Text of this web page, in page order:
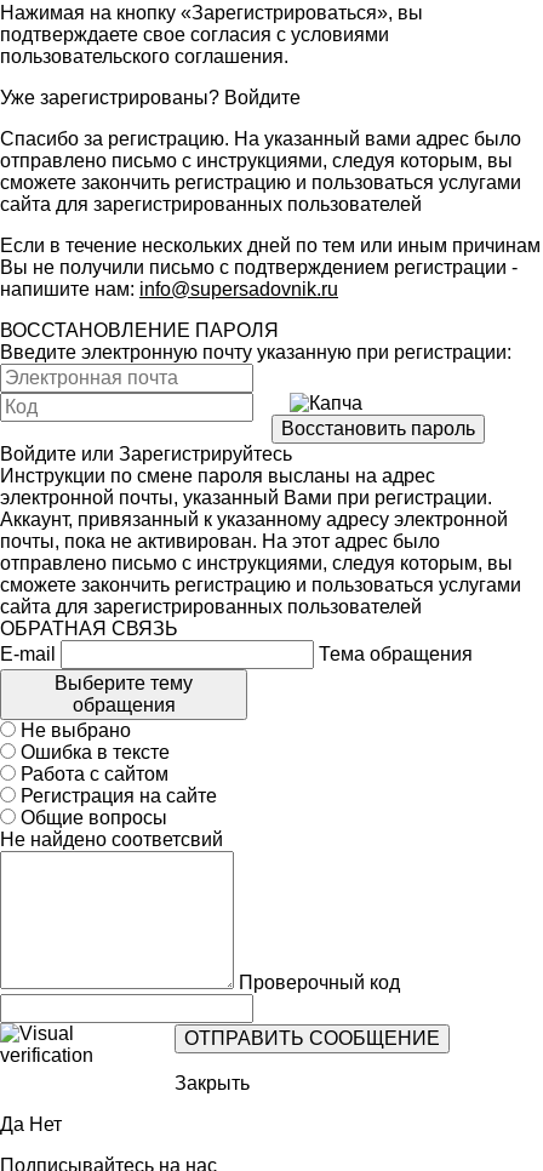
Нажимая на кнопку «Зарегистрироваться», вы
подтверждаете свое согласия с условиями
пользовательского соглашения.
Уже зарегистрированы? Войдите
Спасибо за регистрацию. На указанный вами адрес было
отправлено письмо с инструкциями, следуя которым, вы
сможете закончить регистрацию и пользоваться услугами
сайта для зарегистрированных пользователей
Если в течение нескольких дней по тем или иным причинам
Вы не получили письмо с подтверждением регистрации -
напишите нам: info@supersadovnik.ru
ВОССТАНОВЛЕНИЕ ПАРОЛЯ
Введите электронную почту указанную при регистрации:
Войдите или Зарегистрируйтесь
Инструкции по смене пароля высланы на адрес
электронной почты, указанный Вами при регистрации.
Аккаунт, привязанный к указанному адресу электронной
почты, пока не активирован. На этот адрес было
отправлено письмо с инструкциями, следуя которым, вы
сможете закончить регистрацию и пользоваться услугами
сайта для зарегистрированных пользователей
ОБРАТНАЯ СВЯЗЬ
E-mail
Тема обращения
Выберите тему
обращения
Не выбрано
Ошибка в тексте
Работа с сайтом
Регистрация на сайте
Общие вопросы
Не найдено соответсвий
Проверочный код
Закрыть
Да Нет
Подписывайтесь на нас